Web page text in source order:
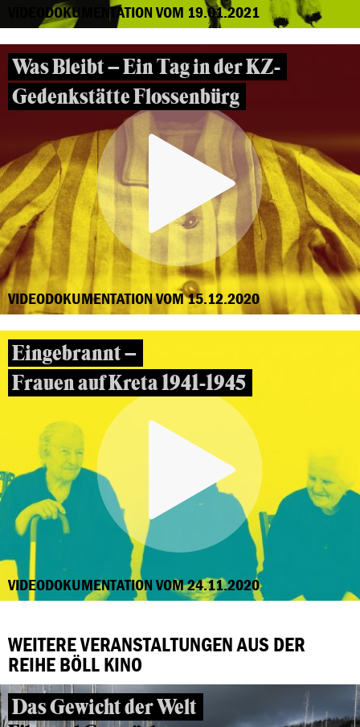
VIDEODOKUMENTATION VOM 19.01.2021
Was Bleibt – Ein Tag in der KZ-
Gedenkstätte Flossenbürg
VIDEODOKUMENTATION VOM 15.12.2020
Eingebrannt –
Frauen auf Kreta 1941-1945
VIDEODOKUMENTATION VOM 24.11.2020
WEITERE VERANSTALTUNGEN AUS DER
REIHE BÖLL KINO
Das Gewicht der Welt